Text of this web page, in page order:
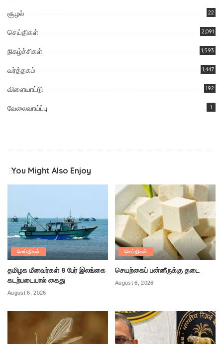
சூழல் 22
செய்திகள் 2,091
நிகழ்ச்சிகள் 1,593
வர்த்தகம் 1,447
விளையாட்டு 192
வேலைவாய்ப்பு 1
You Might Also Enjoy
செய்திகள்
தமிழக மீனவர்கள் 8 பேர் இலங்கை
கடற்படையால் கைது
August 6, 2026
செய்திகள்
செயற்கைப் பன்னீருக்கு தடை
August 6, 2026